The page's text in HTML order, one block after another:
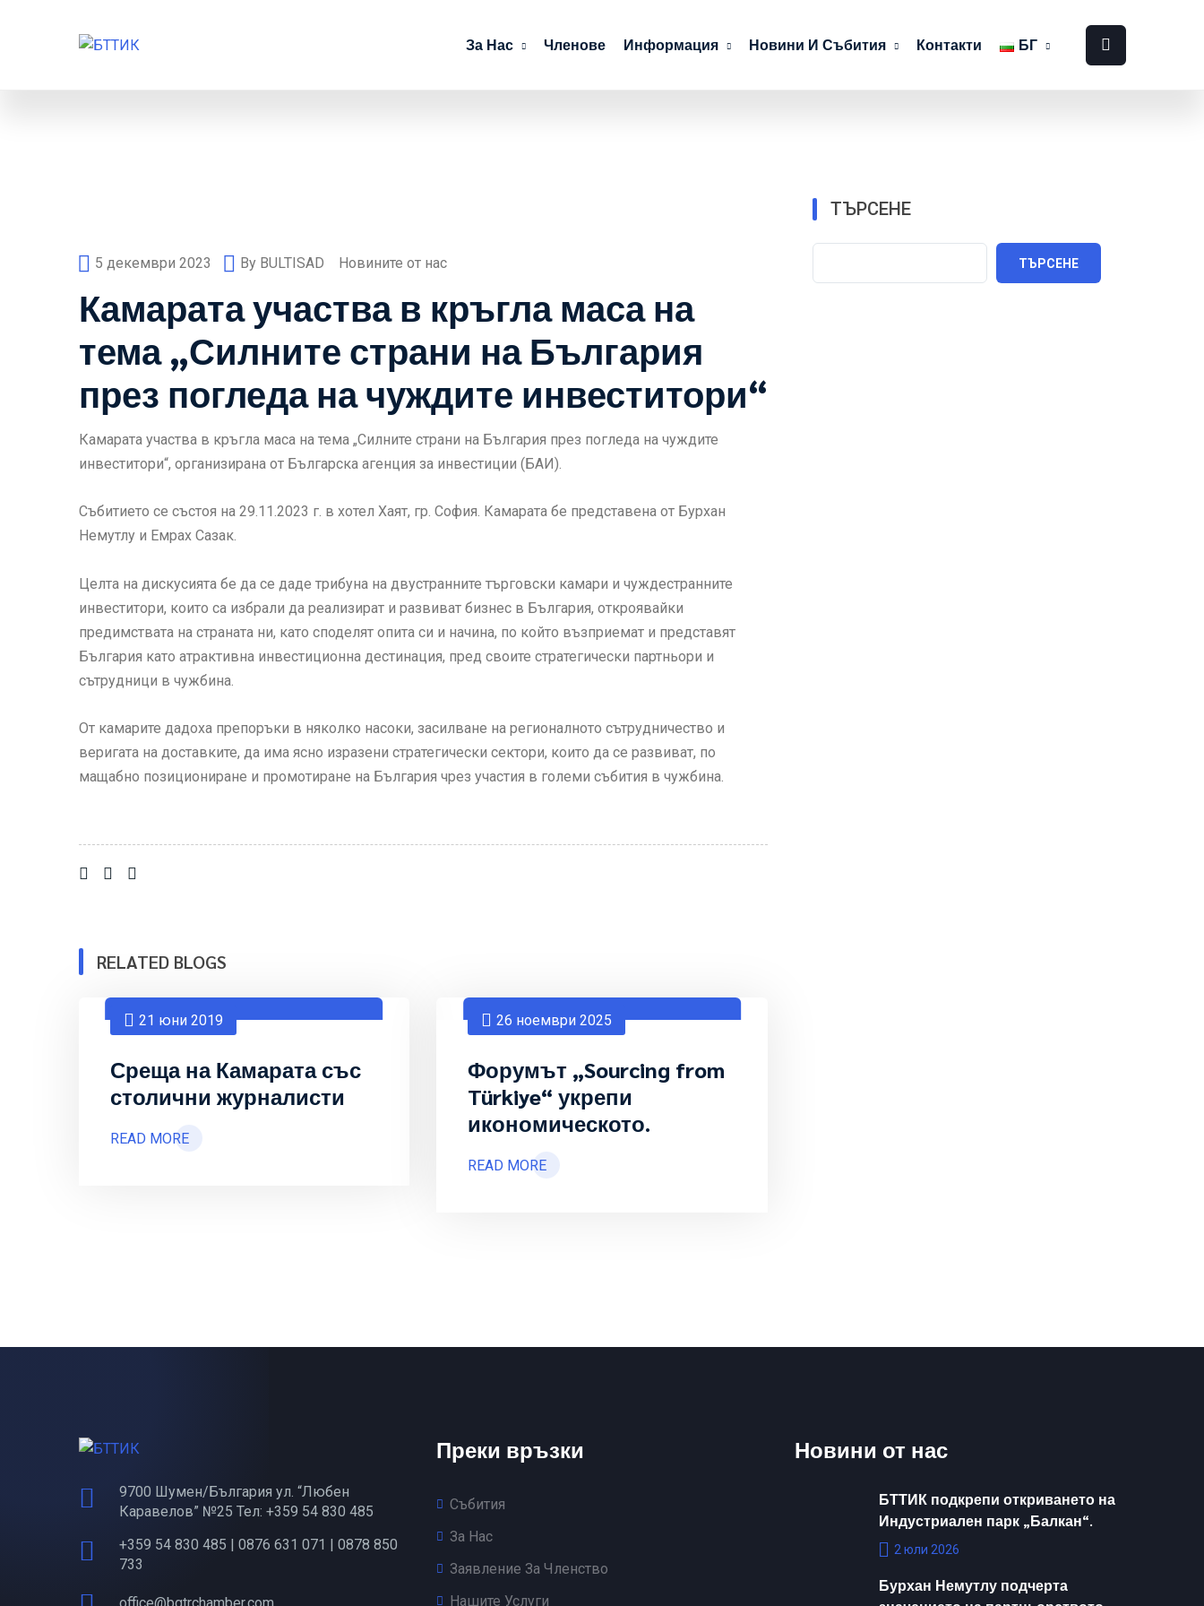
За Нас Членове Информация Новини И Събития Контакти БГ
5 декември 2023 By BULTISAD Новините от нас
Камарата участва в кръгла маса на
тема „Силните страни на България
през погледа на чуждите инвеститори“
Камарата участва в кръгла маса на тема „Силните страни на България през погледа на чуждите
инвеститори“, организирана от Българска агенция за инвестиции (БАИ).
Събитието се състоя на 29.11.2023 г. в хотел Хаят, гр. София. Камарата бе представена от Бурхан
Немутлу и Емрах Сазак.
Целта на дискусията бе да се даде трибуна на двустранните търговски камари и чуждестранните
инвеститори, които са избрали да реализират и развиват бизнес в България, откроявайки
предимствата на страната ни, като споделят опита си и начина, по който възприемат и представят
България като атрактивна инвестиционна дестинация, пред своите стратегически партньори и
сътрудници в чужбина.
От камарите дадоха препоръки в няколко насоки, засилване на регионалното сътрудничество и
веригата на доставките, да има ясно изразени стратегически сектори, които да се развиват, по
мащабно позициониране и промотиране на България чрез участия в големи събития в чужбина.
RELATED BLOGS
21 юни 2019
Среща на Камарата със
столични журналисти
READ MORE
26 ноември 2025
Форумът „Sourcing from
Türkiye“ укрепи
икономическото.
READ MORE
ТЪРСЕНЕ
ТЪРСЕНЕ
9700 Шумен/България ул. “Любен
Каравелов” №25 Тел: +359 54 830 485
+359 54 830 485 | 0876 631 071 | 0878 850
733
Преки връзки
Събития
За Нас
Заявление За Членство
Нашите Услуги
Новини от нас
БТТИК подкрепи откриването на
Индустриален парк „Балкан“.
2 юли 2026
Бурхан Немутлу подчерта